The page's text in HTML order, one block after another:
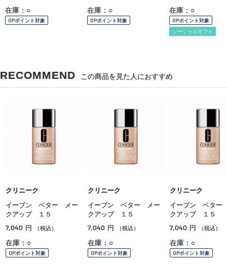
在庫：○
OPポイント対象
在庫：○
OPポイント対象
在庫：○
OPポイント対象
ソーシャルギフト
RECOMMEND この商品を見た人におすすめ
クリニーク
イーブン ベター メー
クアップ １５
7,040 円 （税込）
在庫：○
OPポイント対象
クリニーク
イーブン ベター メー
クアップ １５
7,040 円 （税込）
在庫：○
OPポイント対象
クリニーク
イーブン ベター
クアップ １５
7,040 円 （税込）
在庫：○
OPポイント対象